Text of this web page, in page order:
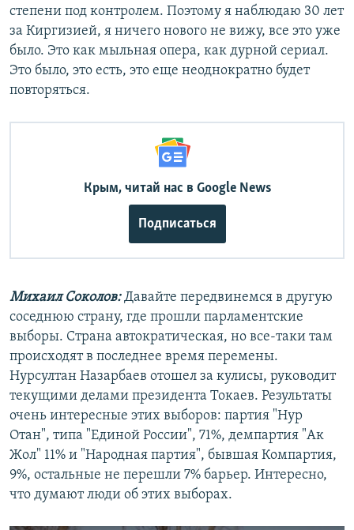
степени под контролем. Поэтому я наблюдаю 30 лет
за Киргизией, я ничего нового не вижу, все это уже
было. Это как мыльная опера, как дурной сериал.
Это было, это есть, это еще неоднократно будет
повторяться.
Крым, читай нас в Google News
Подписаться
Михаил Соколов:Давайте передвинемся в другую
соседнюю страну, где прошли парламентские
выборы. Страна автократическая, но все-таки там
происходят в последнее время перемены.
Нурсултан Назарбаев отошел за кулисы, руководит
текущими делами президента Токаев. Результаты
очень интересные этих выборов: партия "Нур
Отан", типа "Единой России", 71%, демпартия "Ак
Жол" 11% и "Народная партия", бывшая Компартия,
9%, остальные не перешли 7% барьер. Интересно,
что думают люди об этих выборах.